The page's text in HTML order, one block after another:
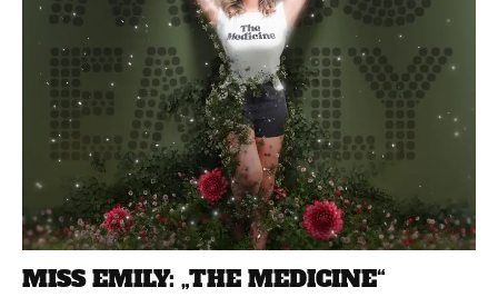
MISS EMILY: „THE MEDICINE“